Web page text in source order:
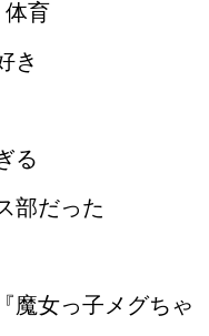
育
き
る
部だった
魔女っ子メグちゃ